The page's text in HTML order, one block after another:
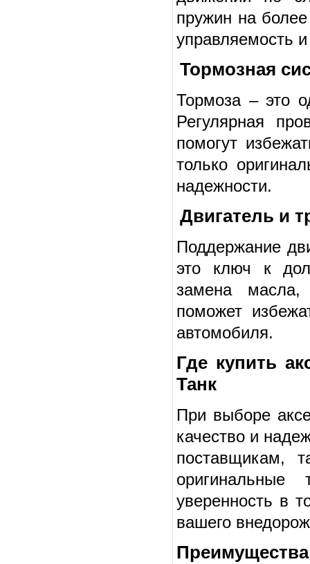
пружин на
управляемость
Тормозная
Тормоза – это
Регулярная
помогут
только
надежности.
Двигатель и
Поддержание
это ключ к
замена масла,
поможет
автомобиля.
Где купить
Танк
При выборе
качество и
поставщикам,
уверенность в
вашего
Преимущества